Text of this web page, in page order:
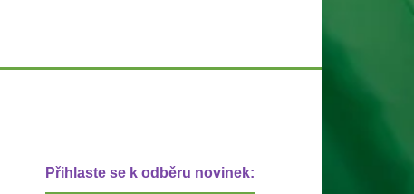
Přihlaste se k odběru novinek: